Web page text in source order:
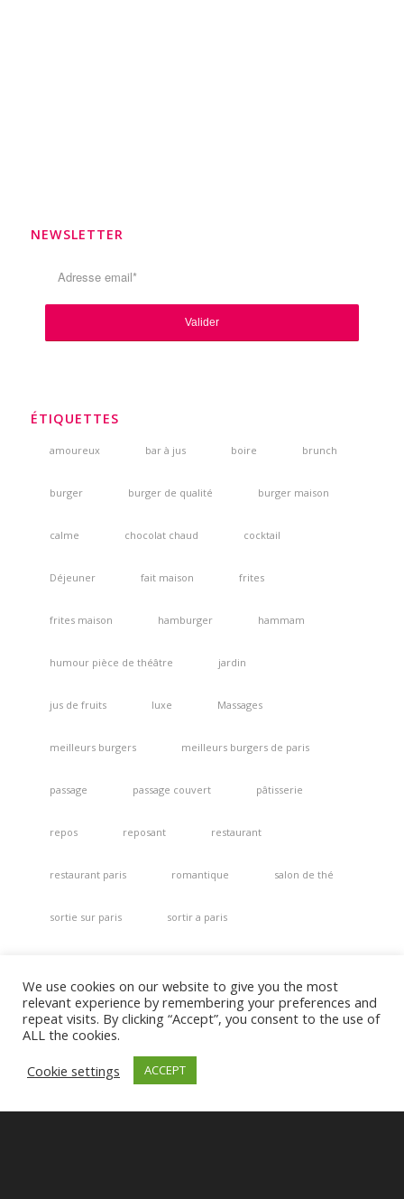
NEWSLETTER
ÉTIQUETTES
amoureux bar à jus boire brunch
burger burger de qualité burger maison
calme chocolat chaud cocktail
Déjeuner fait maison frites
frites maison hamburger hammam
humour pièce de théâtre jardin
jus de fruits luxe Massages
meilleurs burgers meilleurs burgers de paris
passage passage couvert pâtisserie
repos reposant restaurant
restaurant paris romantique salon de thé
sortie sur paris sortir a paris
terrasse paris théâtre théâtre de comédie
toits traditionnel
vue panoramique
We use cookies on our website to give you the most
relevant experience by remembering your preferences and
repeat visits. By clicking “Accept”, you consent to the use of
ALL the cookies.
Cookie settings
ACCEPT